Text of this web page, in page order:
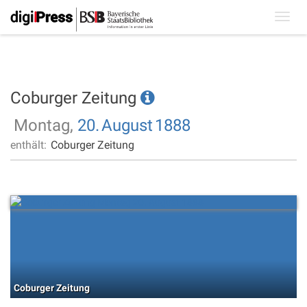
Coburger Zeitung
Montag, 20.August 1888
enthält: Coburger Zeitung
Coburger Zeitung